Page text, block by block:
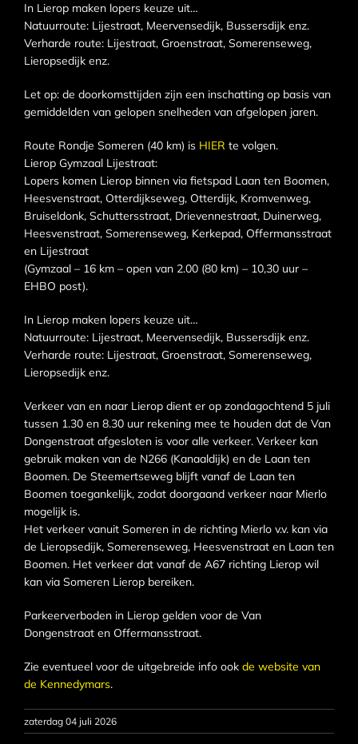
In Lierop maken lopers keuze uit…
Natuurroute: Lijestraat, Meervensedijk, Bussersdijk enz.
Verharde route: Lijestraat, Groenstraat, Somerenseweg,
Lieropsedijk enz.
Let op: de doorkomsttijden zijn een inschatting op basis van
gemiddelden van gelopen snelheden van afgelopen jaren.
Route Rondje Someren (40 km) is HIER te volgen.
Lierop Gymzaal Lijestraat:
Lopers komen Lierop binnen via fietspad Laan ten Boomen,
Heesvenstraat, Otterdijkseweg, Otterdijk, Kromvenweg,
Bruiseldonk, Schuttersstraat, Drievennestraat, Duinerweg,
Heesvenstraat, Somerenseweg, Kerkepad, Offermansstraat
en Lijestraat
(Gymzaal – 16 km – open van 2.00 (80 km) – 10,30 uur –
EHBO post).
In Lierop maken lopers keuze uit…
Natuurroute: Lijestraat, Meervensedijk, Bussersdijk enz.
Verharde route: Lijestraat, Groenstraat, Somerenseweg,
Lieropsedijk enz.
Verkeer van en naar Lierop dient er op zondagochtend 5 juli
tussen 1.30 en 8.30 uur rekening mee te houden dat de Van
Dongenstraat afgesloten is voor alle verkeer. Verkeer kan
gebruik maken van de N266 (Kanaaldijk) en de Laan ten
Boomen. De Steemertseweg blijft vanaf de Laan ten
Boomen toegankelijk, zodat doorgaand verkeer naar Mierlo
mogelijk is.
Het verkeer vanuit Someren in de richting Mierlo v.v. kan via
de Lieropsedijk, Somerenseweg, Heesvenstraat en Laan ten
Boomen. Het verkeer dat vanaf de A67 richting Lierop wil
kan via Someren Lierop bereiken.
Parkeerverboden in Lierop gelden voor de Van
Dongenstraat en Offermansstraat.
Zie eventueel voor de uitgebreide info ook de website van
de Kennedymars.
zaterdag 04 juli 2026